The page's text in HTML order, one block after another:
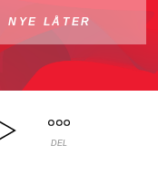
NYE LÅTER
DEL